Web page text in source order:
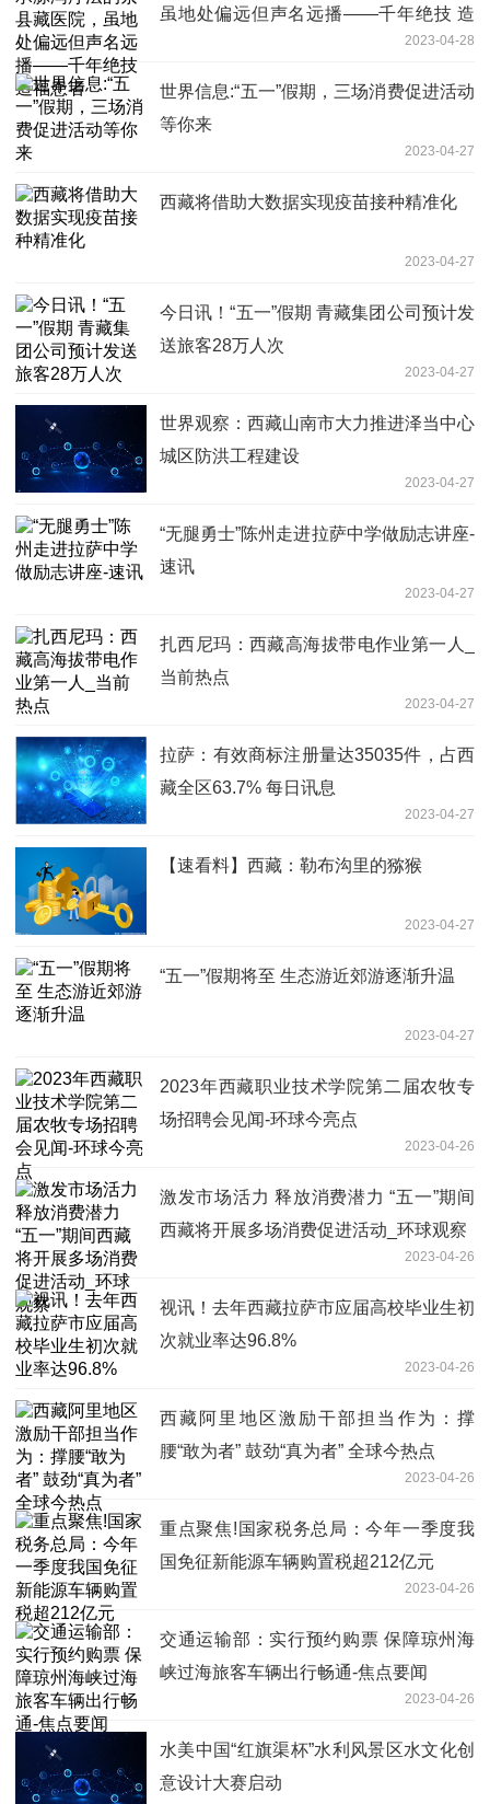
虽地处偏远但声名远播——千年绝技 造
2023-04-28
世界信息:“五一”假期，三场消费促进活动
等你来
2023-04-27
西藏将借助大数据实现疫苗接种精准化
2023-04-27
今日讯！“五一”假期 青藏集团公司预计发
送旅客28万人次
2023-04-27
世界观察：西藏山南市大力推进泽当中心
城区防洪工程建设
2023-04-27
“无腿勇士”陈州走进拉萨中学做励志讲座-
速讯
2023-04-27
扎西尼玛：西藏高海拔带电作业第一人_
当前热点
2023-04-27
拉萨：有效商标注册量达35035件，占西
藏全区63.7% 每日讯息
2023-04-27
【速看料】西藏：勒布沟里的猕猴
2023-04-27
“五一”假期将至 生态游近郊游逐渐升温
2023-04-27
2023年西藏职业技术学院第二届农牧专
场招聘会见闻-环球今亮点
2023-04-26
激发市场活力 释放消费潜力 “五一”期间
西藏将开展多场消费促进活动_环球观察
2023-04-26
视讯！去年西藏拉萨市应届高校毕业生初
次就业率达96.8%
2023-04-26
西藏阿里地区激励干部担当作为：撑
腰“敢为者” 鼓劲“真为者” 全球今热点
2023-04-26
重点聚焦!国家税务总局：今年一季度我
国免征新能源车辆购置税超212亿元
2023-04-26
交通运输部：实行预约购票 保障琼州海
峡过海旅客车辆出行畅通-焦点要闻
2023-04-26
水美中国“红旗渠杯”水利风景区水文化创
意设计大赛启动